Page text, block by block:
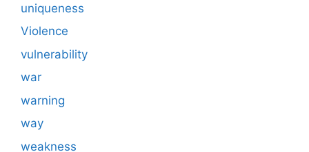
uniqueness
Violence
vulnerability
war
warning
way
weakness